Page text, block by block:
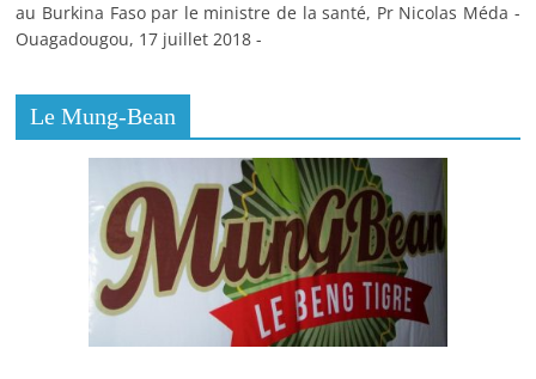
au Burkina Faso par le ministre de la santé, Pr Nicolas Méda -
Ouagadougou, 17 juillet 2018 -
Le Mung-Bean